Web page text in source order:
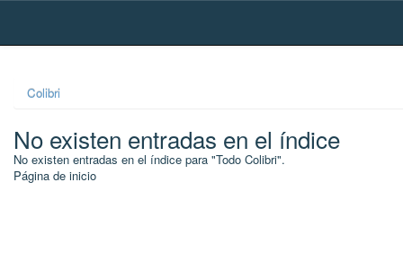
Skip
Colibri
No existen entradas en el índice
No existen entradas en el índice para "Todo Colibri".
Página de inicio